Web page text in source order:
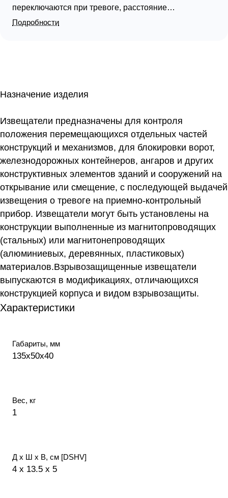
переключаются при тревоге, расстояние
срабатывания контактов 100 мм; U-коммут.60 В, I-
Подробности
Назначение изделия
Извещатели предназначены для контроля
положения перемещающихся отдельных частей
конструкций и механизмов, для блокировки ворот,
железнодорожных контейнеров, ангаров и других
конструктивных элементов зданий и сооружений на
открывание или смещение, с последующей выдачей
извещения о тревоге на приемно-контрольный
прибор. Извещатели могут быть установлены на
конструкции выполненные из магнитопроводящих
(стальных) или магнитонепроводящих
(алюминиевых, деревянных, пластиковых)
материалов.Взрывозащищенные извещатели
выпускаются в модификациях, отличающихся
конструкцией корпуса и видом взрывозащиты.
Характеристики
Габариты, мм
135х50х40
Вес, кг
1
Д х Ш х В, см [DSHV]
4 x 13.5 x 5